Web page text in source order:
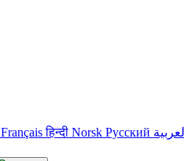
Françaisहिन्दी Norsk Русский